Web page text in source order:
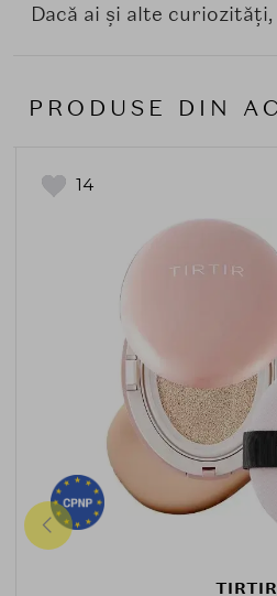
Dacă ai și alte
PRODUSE DIN
14
TIRTIR